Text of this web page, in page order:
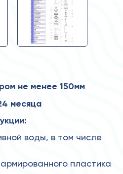
не менее 150мм
месяца
воды, в том числе
пластика